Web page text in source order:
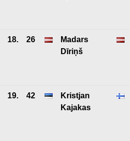
18. 26
Madars
Dīriņš
19. 42
Kristjan
Kajakas